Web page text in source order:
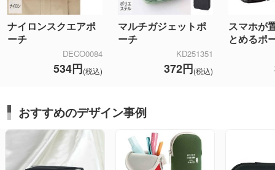
ナイロンスクエアポ
ーチ
DECO0084
534円(税込)
マルチガジェットポ
ーチ
KD251351
372円(税込)
スマホが
とめるポ
おすすめのデザイン事例